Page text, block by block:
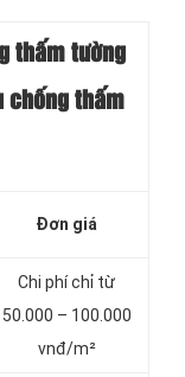
thấm tường
chống thấm
Đơn giá
Chi phí chỉ từ
50.000 – 100.000
vnđ/m²